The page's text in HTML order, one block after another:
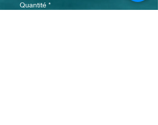
Quantité *